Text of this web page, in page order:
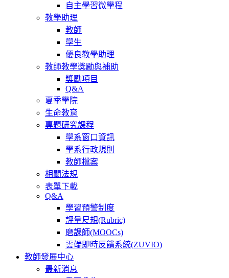
自主學習微學程
教學助理
教師
學生
優良教學助理
教師教學獎勵與補助
獎勵項目
Q&A
夏季學院
生命教育
專題研究課程
學系窗口資訊
學系行政規則
教師檔案
相關法規
表單下載
Q&A
學習預警制度
評量尺規(Rubric)
磨課師(MOOCs)
雲端即時反饋系統(ZUVIO)
教師發展中心
最新消息